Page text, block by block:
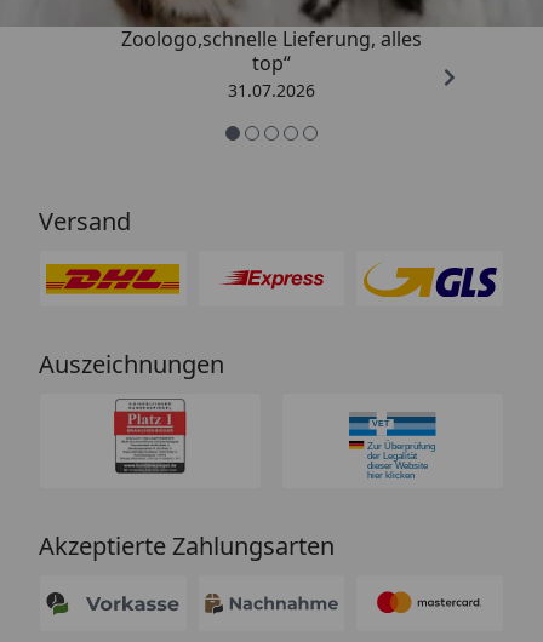
„Gute Erfahrung mit
Zoologo,schnelle Lieferung, alles
top“
31.07.2026
Versand
Auszeichnungen
Akzeptierte Zahlungsarten